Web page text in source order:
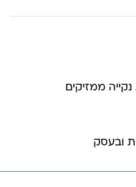
ממזיקים
ובעסק